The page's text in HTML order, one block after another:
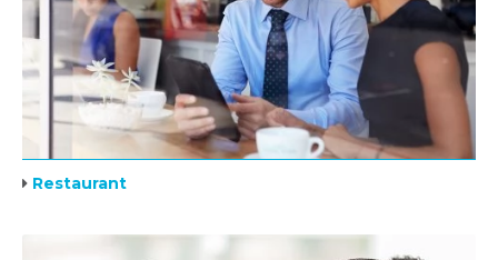
Restaurant